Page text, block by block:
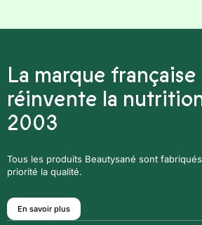
La marque
réinvente la
2003
Tous les produits Beautysané sont
priorité la qualité.
En savoir plus